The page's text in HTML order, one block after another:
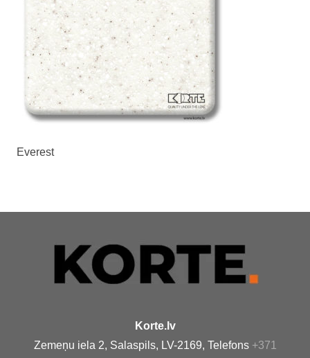
Everest
Korte.lv
Zemeņu iela 2, Salaspils, LV-2169, Telefons +371